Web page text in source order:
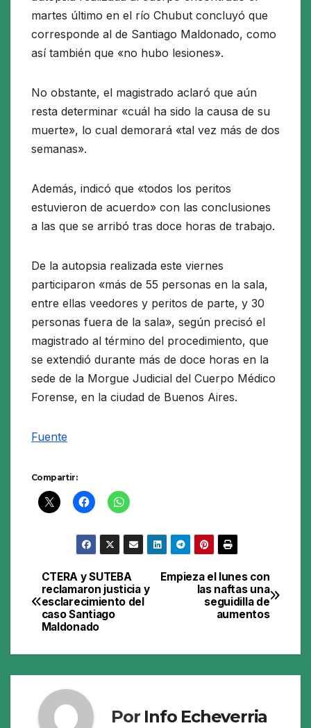
martes último en el río Chubut concluyó que
corresponde al de Santiago Maldonado, como
así también que «no hubo lesiones».
No obstante, el magistrado aclaró que aún
resta determinar «cuál ha sido la causa de su
muerte», lo cual demorará «tal vez más de dos
semanas».
Además, indicó que «todos los peritos
estuvieron de acuerdo» con las conclusiones
a las que se arribó tras doce horas de trabajo.
De la autopsia realizada este viernes
participaron «más de 55 personas en la sala,
entre ellas veedores y peritos de parte, y 30
personas fuera de la sala», según precisó el
magistrado al término del procedimiento, que
se extendió durante más de doce horas en la
sede de la Morgue Judicial del Cuerpo Médico
Forense, en la ciudad de Buenos Aires.
Fuente
Compartir:
Navegación
de
Empieza el lunes con
las naftas una
seguidilla de
aumentos
CTERA y SUTEBA
reclamaron justicia y
esclarecimiento del
caso Santiago
Maldonado
Por Info Echeverria